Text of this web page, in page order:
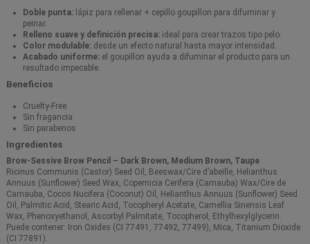
Doble punta: lápiz para rellenar + cepillo goupillon para difuminar y
peinar.
Relleno suave y definición precisa: ideal para crear trazos tipo pelo.
Color modulable: desde un efecto natural hasta mayor intensidad.
Acabado uniforme: el goupillon ayuda a difuminar el producto para un
resultado impecable.
Beneficios
Cruelty-Free
Sin fragancia
Sin parabenos
Ingredientes
Brow-Sessive Brow Pencil – Dark Brown, Medium Brown, Taupe
Ricinus Communis (Castor) Seed Oil, Beeswax/Cire d’abeille, Helianthus
Annuus (Sunflower) Seed Wax, Copernicia Cerifera (Carnauba) Wax/Cire de
Carnauba, Cocos Nucifera (Coconut) Oil, Helianthus Annuus (Sunflower) Seed
Oil, Palmitic Acid, Stearic Acid, Tocopheryl Acetate, Camellia Sinensis Leaf
Wax, Phenoxyethanol, Ascorbyl Palmitate, Tocopherol, Ethylhexylglycerin.
Puede contener: Iron Oxides (CI 77491, 77492, 77499), Mica, Titanium Dioxide
(CI 77891).